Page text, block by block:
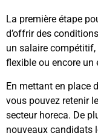
La première étape
d’offrir des
un salaire
flexible ou encore un
En mettant en place
vous pouvez retenir
secteur horeca. De
nouveaux candidats